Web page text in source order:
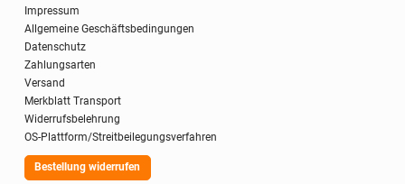
Impressum
Allgemeine Geschäftsbedingungen
Datenschutz
Zahlungsarten
Versand
Merkblatt Transport
Widerrufsbelehrung
OS-Plattform/Streitbeilegungsverfahren
Bestellung widerrufen